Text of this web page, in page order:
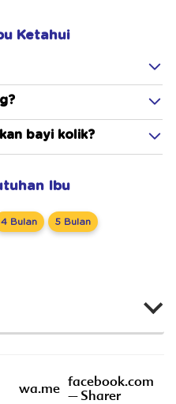
Ketahui
bayi kolik?
Ibu
4 Bulan 5 Bulan
wa.me facebook.com
– Sharer